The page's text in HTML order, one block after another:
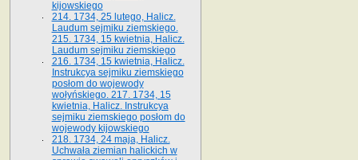
kijowskiego
214. 1734, 25 lutego, Halicz.
Laudum sejmiku ziemskiego.
215. 1734, 15 kwietnia, Halicz.
Laudum sejmiku ziemskiego
216. 1734, 15 kwietnia, Halicz.
Instrukcya sejmiku ziemskiego
posłom do wojewody
wołyńskiego. 217. 1734, 15
kwietnia, Halicz. Instrukcya
sejmiku ziemskiego posłom do
wojewody kijowskiego
218. 1734, 24 maja, Halicz.
Uchwała ziemian halickich w